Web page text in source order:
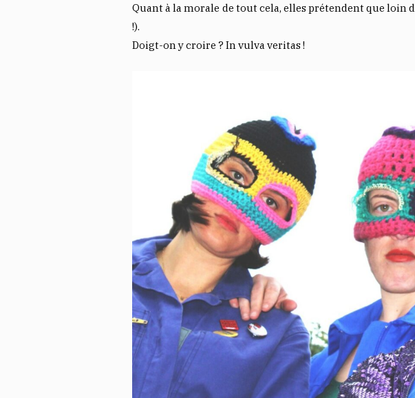
Quant à la morale de tout cela, elles prétendent que loin
!).
Doigt-on y croire ? In vulva veritas !